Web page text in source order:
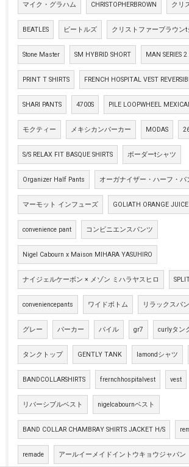
マイク・グラハム CHRISTOPHERBROWN クリ
BEATLES ビートルズ クリストファーブラウンt
Stone Master SM HYBRID SHORT MAN SERIES
PRINT T SHIRTS FRENCH HOSPITAL VEST
SHARI PANTS 4700S PILE LOOPWHEEL
モクティー メキシカンパーカー MODAS
S/S RELAX FIT BASQUE SHIRTS ボーダーtシャツ
Organizer Half Pants オーガナイザー・ハーフ・パ
マーモット インフューズ GOLIATH ORANGE JUICE
convenience pant コンビニエンスパンツ
Nigel Cabourn x Maison MIHARA YASUHIRO
ナイジェルケーボン × メゾン ミハラヤスヒロ
conveniencepants ワイドボトム リラックスパ
グレー パーカー パイル gr7 curlyタン
タンクトップ GENTLY TANK lamondシャツ
BANDCOLLARSHIRTS frernchhospitalvest vest
リバーシブルベスト nigelcabournベスト
BAND COLLAR CHAMBRAY SHIRTS JACKET H/S
remade アールイーメイドイントウキョウジャパン